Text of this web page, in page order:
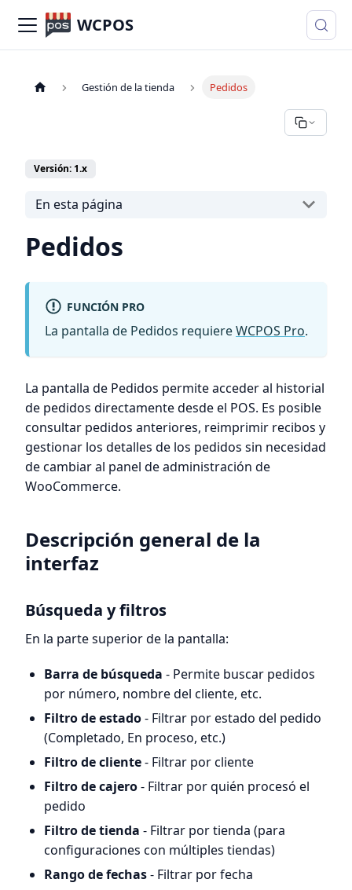
WCPOS
Gestión de la tienda Pedidos
Versión: 1.x
En esta página
Pedidos
FUNCIÓN PRO
La pantalla de Pedidos requiereWCPOS Pro.
La pantalla de Pedidos permite acceder al historial
de pedidos directamente desde el POS. Es posible
consultar pedidos anteriores, reimprimir recibos y
gestionar los detalles de los pedidos sin necesidad
de cambiar al panel de administración de
WooCommerce.
Descripción general de la
interfaz
Búsqueda y filtros
En la parte superior de la pantalla:
Barra de búsqueda - Permite buscar pedidos
por número, nombre del cliente, etc.
Filtro de estado- Filtrar por estado del pedido
(Completado, En proceso, etc.)
Filtro de cliente- Filtrar por cliente
Filtro de cajero- Filtrar por quién procesó el
pedido
Filtro de tienda - Filtrar por tienda (para
configuraciones con múltiples tiendas)
Rango de fechas- Filtrar por fecha